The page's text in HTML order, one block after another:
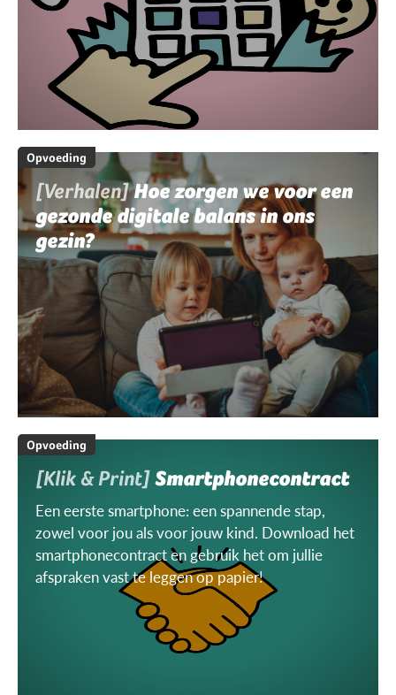
Opvoeding
[Verhalen]Hoe zorgen we voor een
gezonde digitale balans in ons
gezin?
Opvoeding
[Klik & Print]Smartphonecontract
Een eerste smartphone: een spannende stap,
zowel voor jou als voor jouw kind. Download het
smartphonecontract en gebruik het om jullie
afspraken vast te leggen op papier!